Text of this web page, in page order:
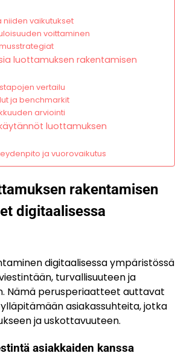
niiden vaikutukset
voittaminen
luottamuksen rakentamisen
vertailu
ja benchmarkit
arviointi
luottamuksen
ja vuorovaikutus
rakentamisen
digitaalisessa
digitaalisessa ympäristössä
turvallisuuteen ja
Nämä perusperiaatteet auttavat
asiakassuhteita, jotka
ja uskottavuuteen.
asiakkaiden kanssa